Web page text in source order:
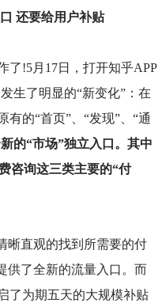
还要给用户补贴
了!5月17日，打开知乎APP
生了明显的“新变化”：在
的“首页”、“发现”、“通
的“市场”独立入口。其中
咨询这三类主要的“付
晰直观的找到所需要的付
供了全新的流量入口。而
了为期五天的大规模补贴